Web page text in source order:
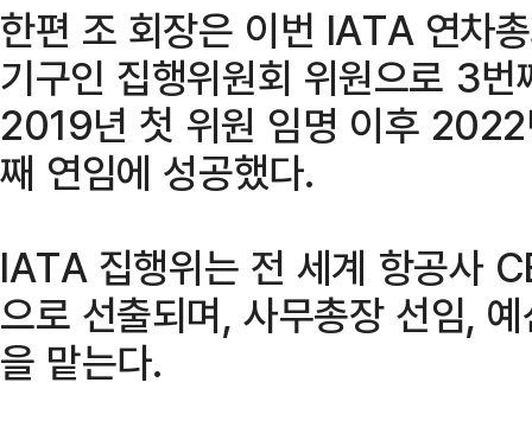
한편 조 회장은 이번 IATA 연차
기구인 집행위원회 위원으로 3
2019년 첫 위원 임명 이후
째 연임에 성공했다.
IATA 집행위는 전 세계 항공사
으로 선출되며, 사무총장 선임,
을 맡는다.